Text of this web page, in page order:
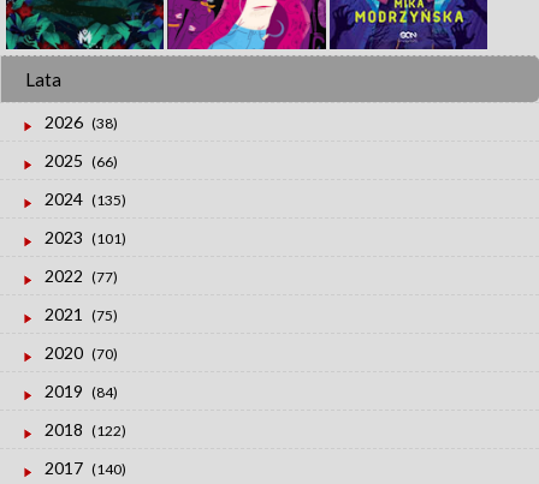
Lata
2026 (38)
2025 (66)
2024 (135)
2023 (101)
2022 (77)
2021 (75)
2020 (70)
2019 (84)
2018 (122)
2017 (140)